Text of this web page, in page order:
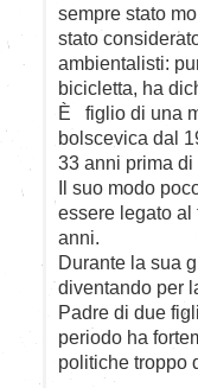
sempre stato
stato
ambientalisti:
bicicletta, ha
È figlio di una
bolscevica dal
33 anni prima
Il suo modo
essere legato al
anni.
Durante la sua
diventando per
Padre di due
periodo ha
politiche troppo